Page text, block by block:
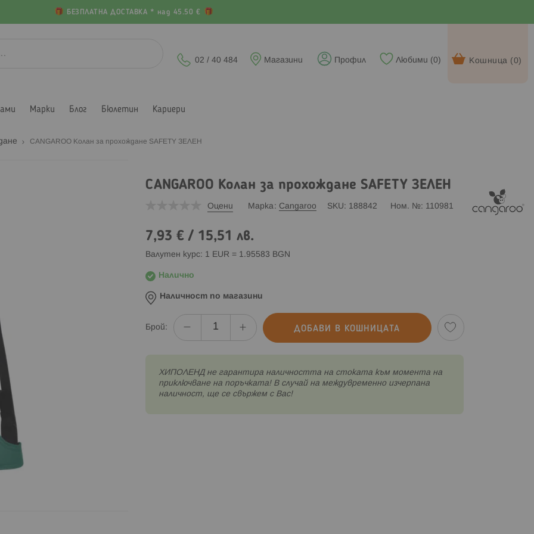
БЕЗПЛАТНА ДОСТАВКА * над 45.50 €
Кошница (0)
Любими (0)
Профил
Магазини
02 / 40 484
Марки Блог Бюлетин Кариери
CANGAROO Колан за прохождане SAFETY ЗЕЛЕН
CANGAROO Колан за прохождане SAFETY ЗЕЛЕН
Оцени Марка Cangaroo SKU 188842 Ном. № 110981
7,93 €/ 15,51 лв.
Валутен курс: 1 EUR = 1.95583 BGN
Налично
Наличност по магазини
Брой: ДОБАВИ В КОШНИЦАТА
XИПОЛЕНД не гарантира наличността на стоката към момента на
приключване на поръчката! В случай на междувременно изчерпана
наличност, ще се свържем с Вас!